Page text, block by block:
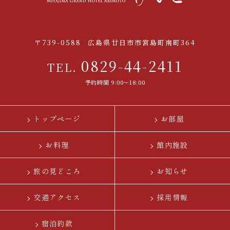
〒739-0588 広島県廿日市市宮島町南町364
TEL. 0829-44-2411
予約時間 9:00〜18:00
トップページ お部屋
お料理 館内施設
旅の見どころ お知らせ
交通アクセス 採用情報
宿泊約款